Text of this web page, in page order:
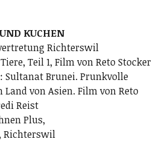
KUCHEN
Richterswil
Teil 1, Film von Reto Stocker
Sultanat Brunei. Prunkvolle
von Asien. Film von Reto
Reist
Plus,
Richterswil